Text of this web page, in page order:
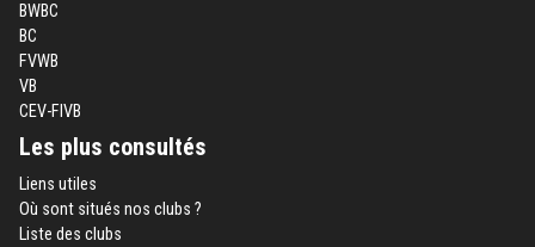
BWBC
BC
FVWB
VB
CEV-FIVB
Les plus consultés
Liens utiles
Où sont situés nos clubs ?
Liste des clubs